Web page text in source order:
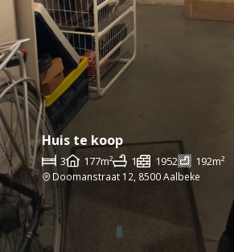
Huis te koop
3 177m² 1 1952 192m²
Doomanstraat 12, 8500 Aalbeke